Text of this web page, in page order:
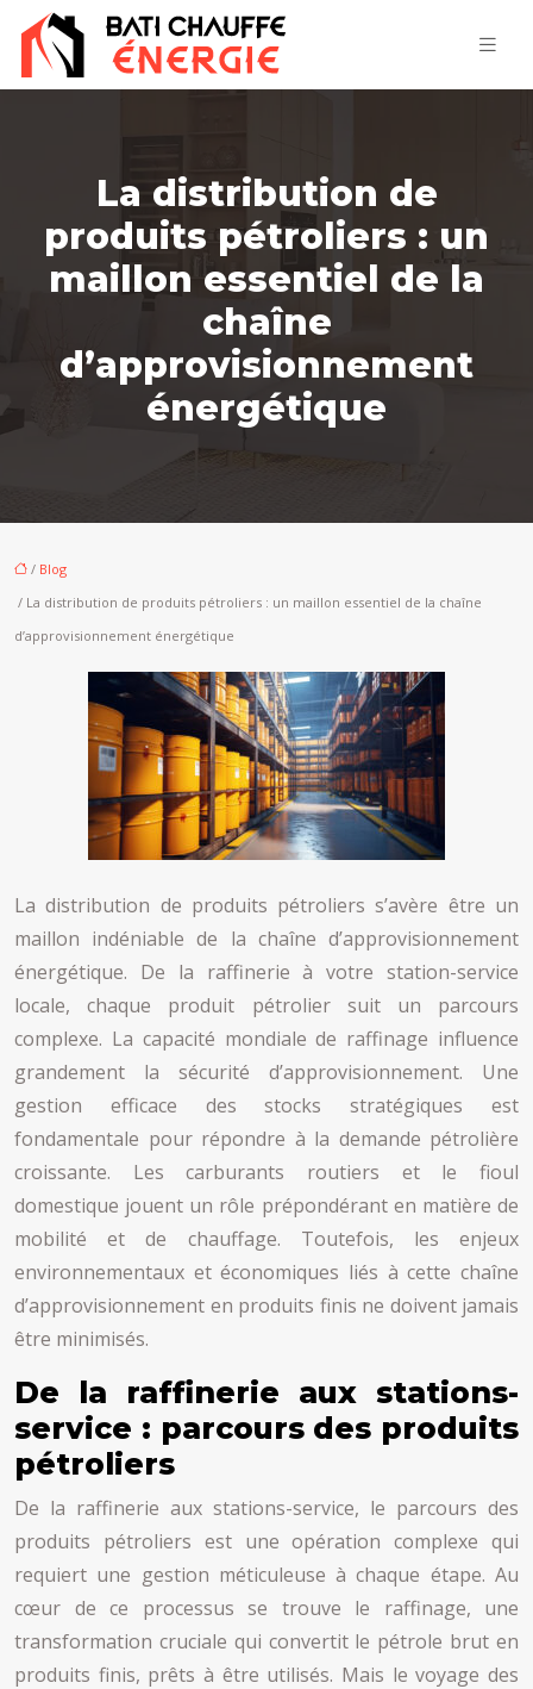
La distribution de
produits pétroliers : un
maillon essentiel de la
chaîne
d’approvisionnement
énergétique
/ Blog
/ La distribution de produits pétroliers : un maillon essentiel de la chaîne
d’approvisionnement énergétique
La distribution de produits pétroliers s’avère être un
maillon indéniable de la chaîne d’approvisionnement
énergétique. De la raffinerie à votre station-service
locale, chaque produit pétrolier suit un parcours
complexe. La capacité mondiale de raffinage influence
grandement la sécurité d’approvisionnement. Une
gestion efficace des stocks stratégiques est
fondamentale pour répondre à la demande pétrolière
croissante. Les carburants routiers et le fioul
domestique jouent un rôle prépondérant en matière de
mobilité et de chauffage. Toutefois, les enjeux
environnementaux et économiques liés à cette chaîne
d’approvisionnement en produits finis ne doivent jamais
être minimisés.
De la raffinerie aux stations-
service : parcours des produits
pétroliers
De la raffinerie aux stations-service, le parcours des
produits pétroliers est une opération complexe qui
requiert une gestion méticuleuse à chaque étape. Au
cœur de ce processus se trouve le raffinage, une
transformation cruciale qui convertit le pétrole brut en
produits finis, prêts à être utilisés. Mais le voyage des